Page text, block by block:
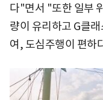
다"면서 "또한 일부
량이 유리하고 G클
여, 도심주행이 편하